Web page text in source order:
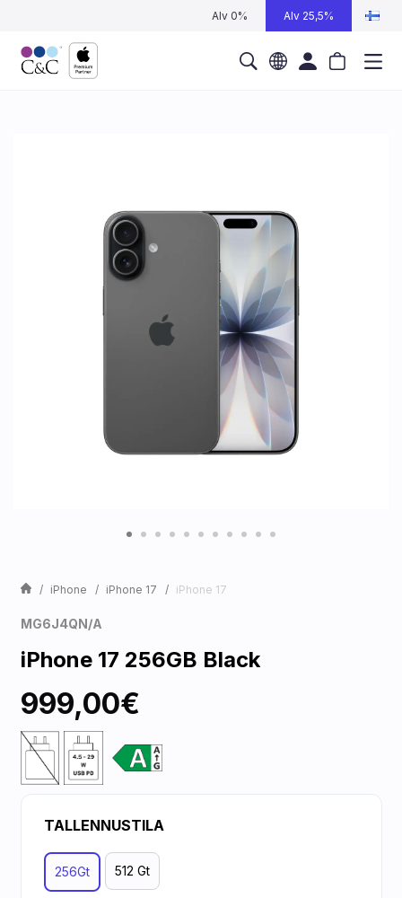
Alv 0% Alv 25,5%
iPhone iPhone 17 iPhone 17
MG6J4QN/A
iPhone 17 256GB Black
999,00€
TALLENNUSTILA
256Gt 512 Gt